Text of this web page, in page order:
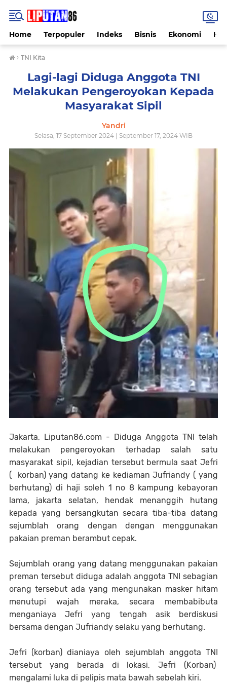
Home Terpopuler Indeks Bisnis Ekonomi
› TNI Kita
Lagi-lagi Diduga Anggota TNI
Melakukan Pengeroyokan Kepada
Masyarakat Sipil
Yandri
Selasa, 17 September 2024 | September 17, 2024 WIB
Jakarta, Liputan86.com - Diduga Anggota TNI telah
melakukan pengeroyokan terhadap salah satu
masyarakat sipil, kejadian tersebut bermula saat Jefri
( korban) yang datang ke kediaman Jufriandy ( yang
berhutang) di haji soleh 1 no 8 kampung kebayoran
lama, jakarta selatan, hendak menanggih hutang
kepada yang bersangkutan secara tiba-tiba datang
sejumblah orang dengan dengan menggunakan
pakaian preman berambut cepak.
Sejumblah orang yang datang menggunakan pakaian
preman tersebut diduga adalah anggota TNI sebagian
orang tersebut ada yang mengunakan masker hitam
menutupi wajah meraka, secara membabibuta
menganiaya Jefri yang tengah asik berdiskusi
bersama dengan Jufriandy selaku yang berhutang.
Jefri (korban) dianiaya oleh sejumblah anggota TNI
tersebut yang berada di lokasi, Jefri (Korban)
mengalami luka di pelipis mata bawah sebelah kiri.